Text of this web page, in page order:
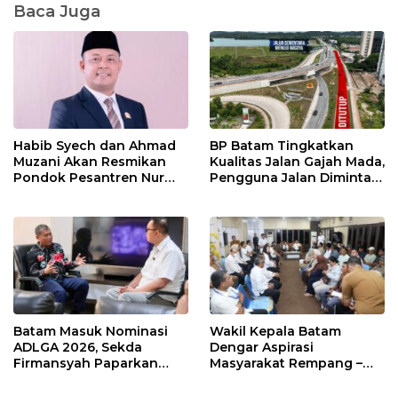
Baca Juga
Habib Syech dan Ahmad
Muzani Akan Resmikan
Pondok Pesantren Nur
BP Batam Tingkatkan
Kualitas Jalan Gajah Mada,
Pengguna Jalan Diminta
Batam Masuk Nominasi
ADLGA 2026, Sekda
Firmansyah Paparkan
Wakil Kepala Batam
Dengar Aspirasi
Masyarakat Rempang –